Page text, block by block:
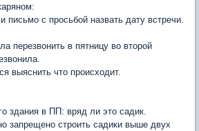
письмо с просьбой назвать дату встречи.
перезвонить в пятницу во второй
выяснить что происходит.
здания в ПП: вряд ли это садик.
запрещено строить садики выше двух